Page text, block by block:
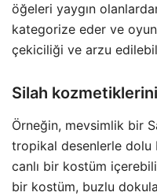
öğeleri yaygın
kategorize eder ve
çekiciliği ve arzu
Silah
Örneğin, mevsimlik bir
tropikal desenlerle dolu
canlı bir kostüm
bir kostüm, buzlu